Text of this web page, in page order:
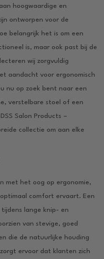
hoogwaardige en
ontworpen voor de
belangrijk het is om een
is, maar ook past bij de
wij zorgvuldig
aandacht voor ergonomisch
nu op zoek bent naar een
verstelbare stoel of een
Salon Products –
collectie om aan elke
met het oog op ergonomie,
comfort ervaart. Een
lange knip- en
van stevige, goed
die de natuurlijke houding
ervoor dat klanten zich